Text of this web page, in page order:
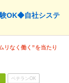
OK◆自社システ
リなく働く”を当たり
ベテランOK